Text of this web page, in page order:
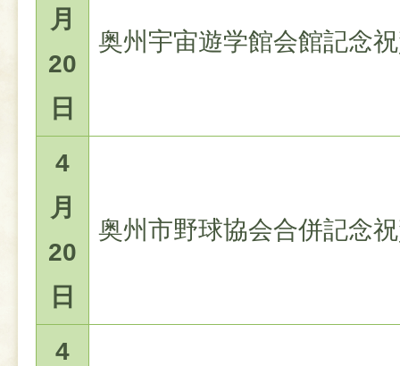
月
20
日
奥州宇宙遊学館会館記念
4
月
20
日
奥州市野球協会合併記念
4